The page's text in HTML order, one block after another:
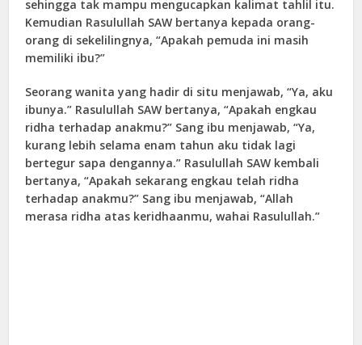
sehingga tak mampu mengucapkan kalimat tahlil itu.
Kemudian Rasulullah SAW bertanya kepada orang-
orang di sekelilingnya, “Apakah pemuda ini masih
memiliki ibu?”
Seorang wanita yang hadir di situ menjawab, “Ya, aku
ibunya.” Rasulullah SAW bertanya, “Apakah engkau
ridha terhadap anakmu?” Sang ibu menjawab, “Ya,
kurang lebih selama enam tahun aku tidak lagi
bertegur sapa dengannya.” Rasulullah SAW kembali
bertanya, “Apakah sekarang engkau telah ridha
terhadap anakmu?” Sang ibu menjawab, “Allah
merasa ridha atas keridhaanmu, wahai Rasulullah.”